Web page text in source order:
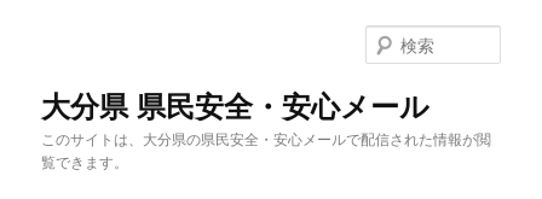
大分県 県民安全・安心メール
このサイトは、大分県の県民安全・安心メールで配信された情報が閲
覧できます。
索